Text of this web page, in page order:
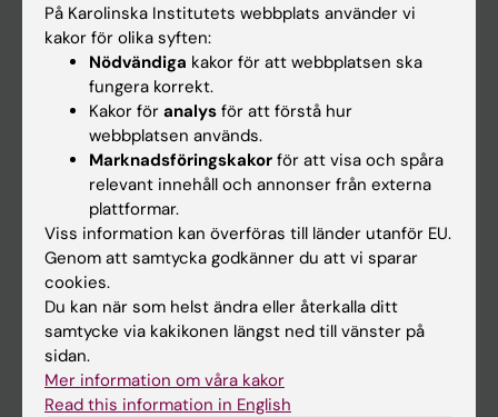
På gång
Nyheter
Kalender
Student
Canvas
Schema
Studentmejlen
Kurs- och programwebbar
Student på KI
På Karolinska Institutets webbplats använder vi
kakor för olika syften:
Nödvändiga kakor för att webbplatsen ska
fungera korrekt.
Kakor för analys för att förstå hur
webbplatsen används.
Marknadsföringskakor för att visa och spåra
relevant innehåll och annonser från externa
plattformar.
Viss information kan överföras till länder utanför EU.
Genom att samtycka godkänner du att vi sparar
cookies.
Du kan när som helst ändra eller återkalla ditt
samtycke via kakikonen längst ned till vänster på
sidan.
Mer information om våra kakor
Read this information in English